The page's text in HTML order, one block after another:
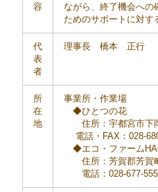
容
ながら、終了機会への
ためのサポートに対す
代
表
者
理事長 橋本 正行
所
在
地
事業所・作業場
◆ひとつの花
住所：宇都宮市下
電話・FAX：028-
◆エコ・ファーム
住所：芳賀郡芳賀
電話：028-677-